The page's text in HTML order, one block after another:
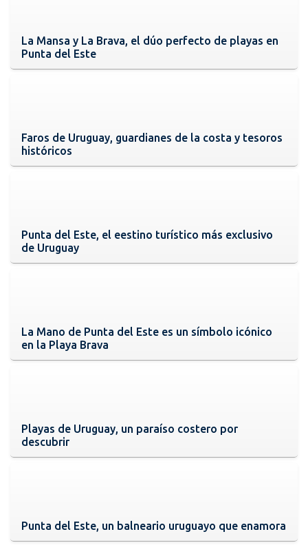
La Mansa y La Brava, el dúo perfecto de playas en
Punta del Este
Faros de Uruguay, guardianes de la costa y tesoros
históricos
Punta del Este, el eestino turístico más exclusivo
de Uruguay
La Mano de Punta del Este es un símbolo icónico
en la Playa Brava
Playas de Uruguay, un paraíso costero por
descubrir
Punta del Este, un balneario uruguayo que enamora